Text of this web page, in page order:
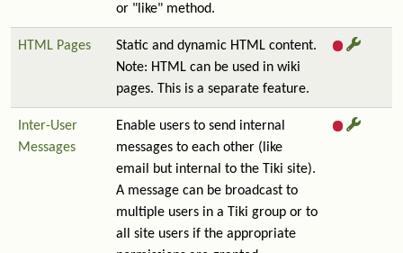
or "like" method.
HTML Pages
Static and dynamic HTML content.
Note: HTML can be used in wiki
pages. This is a separate feature.
Inter-User
Messages
Enable users to send internal
messages to each other (like
email but internal to the Tiki site).
A message can be broadcast to
multiple users in a Tiki group or to
all site users if the appropriate